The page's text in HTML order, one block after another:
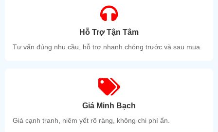
Hỗ Trợ Tận Tâm
Tư vấn đúng nhu cầu, hỗ trợ nhanh chóng trước và sau mua.
Giá Minh Bạch
Giá cạnh tranh, niêm yết rõ ràng, không chi phí ẩn.